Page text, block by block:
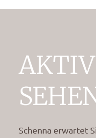
Schenna erwartet